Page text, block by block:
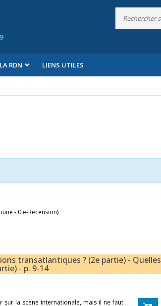
LA RDN LIENS UTILES
- 0 e-Recension)
transatlantiques ? (2e partie) - Quelles
- p. 9-14
sur la scène internationale, mais il ne faut